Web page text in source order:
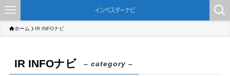
ホーム IR INFOナビ
IR INFOナビ – category –